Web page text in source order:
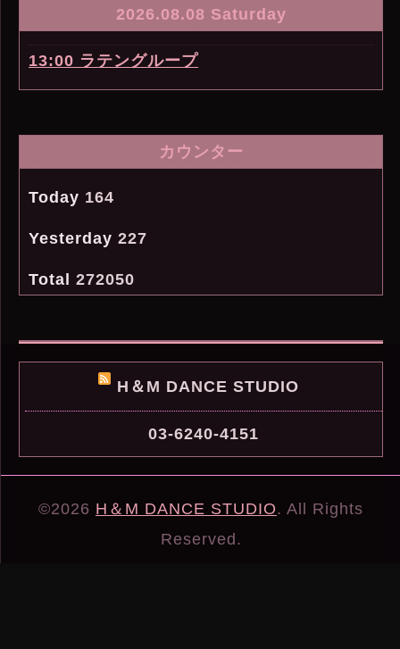
2026.08.08 Saturday
13:00 ラテングループ
カウンター
Today 164
Yesterday 227
Total 272050
H＆M DANCE STUDIO
03-6240-4151
©2026 H＆M DANCE STUDIO. All Rights
Reserved.